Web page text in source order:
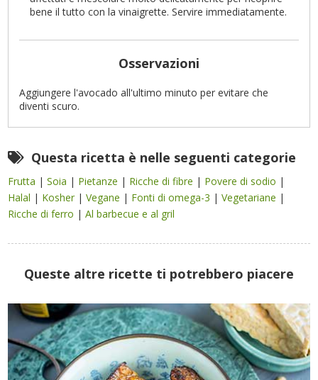
bene il tutto con la vinaigrette. Servire immediatamente.
Osservazioni
Aggiungere l'avocado all'ultimo minuto per evitare che
diventi scuro.
Questa ricetta è nelle seguenti categorie
Frutta |Soia | Pietanze | Ricche di fibre | Povere di sodio |
Halal | Kosher |Vegane | Fonti di omega-3 |Vegetariane |
Ricche di ferro |Al barbecue e al gril
Queste altre ricette ti potrebbero piacere